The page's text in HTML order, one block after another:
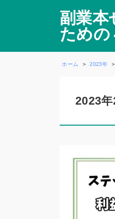
副業本
ための
ホーム 2023年
2023